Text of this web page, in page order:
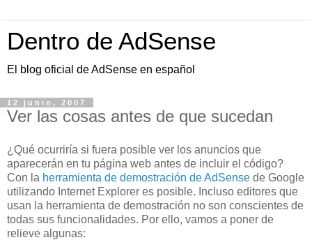
Dentro de AdSense
El blog oficial de AdSense en español
12 junio, 2007
Ver las cosas antes de que sucedan
¿Qué ocurriría si fuera posible ver los anuncios que
aparecerán en tu página web antes de incluir el código?
Con la herramienta de demostración de AdSense de Google
utilizando Internet Explorer es posible. Incluso editores que
usan la herramienta de demostración no son conscientes de
todas sus funcionalidades. Por ello, vamos a poner de
relieve algunas: